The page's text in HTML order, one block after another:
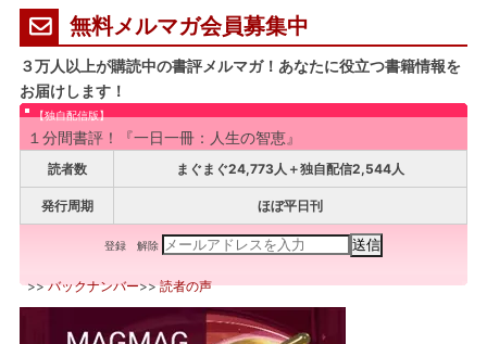
無料メルマガ会員募集中
３万人以上が購読中の書評メルマガ！あなたに役立つ書籍情報を
お届けします！
【独自配信版】
１分間書評！『一日一冊：人生の智恵』
読者数 まぐまぐ24,773人＋独自配信2,544人
発行周期 ほぼ平日刊
登録 解除
>>バックナンバー>>読者の声